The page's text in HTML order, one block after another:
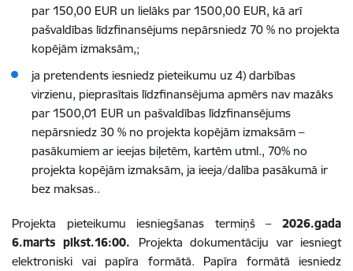
par 150,00 EUR un lielāks par 1500,00 EUR, kā arī
pašvaldības līdzfinansējums nepārsniedz 70 % no projekta
kopējām izmaksām,;
ja pretendents iesniedz pieteikumu uz 4) darbības
virzienu, pieprasītais līdzfinansējuma apmērs nav mazāks
par 1500,01 EUR un pašvaldības līdzfinansējums
nepārsniedz 30 % no projekta kopējām izmaksām –
pasākumiem ar ieejas biļetēm, kartēm utml., 70% no
projekta kopējām izmaksām, ja ieeja/dalība pasākumā ir
bez maksas..
Projekta pieteikumu iesniegšanas termiņš – 2026.gada
6.marts plkst.16:00. Projekta dokumentāciju var iesniegt
elektroniski vai papīra formātā. Papīra formātā iesniedz